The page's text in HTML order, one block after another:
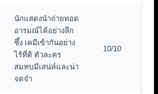
นักแสดงนำถ่ายทอด
อารมณ์ได้อย่างลึก
ซึ้ง เคมีเข้ากันอย่าง
ไร้ที่ติ ตัวละคร
สมทบมีเสน่ห์และน่า
จดจำ
10/10